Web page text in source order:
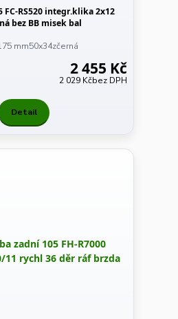
RS520 integr.klika 2x12
bez BB misek bal
mm50x34zčerná
2 455 Kč
2 029 Kčbez DPH
Detail